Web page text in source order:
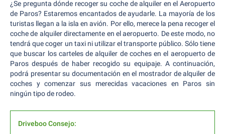
¿Se pregunta dónde recoger su coche de alquiler en el Aeropuerto
de Paros? Estaremos encantados de ayudarle. La mayoría de los
turistas llegan a la isla en avión. Por ello, merece la pena recoger el
coche de alquiler directamente en el aeropuerto. De este modo, no
tendrá que coger un taxi ni utilizar el transporte público. Sólo tiene
que buscar los carteles de alquiler de coches en el aeropuerto de
Paros después de haber recogido su equipaje. A continuación,
podrá presentar su documentación en el mostrador de alquiler de
coches y comenzar sus merecidas vacaciones en Paros sin
ningún tipo de rodeo.
Driveboo Consejo: